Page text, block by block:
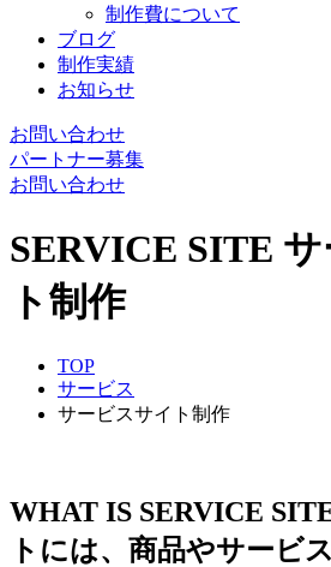
制作費について
ブログ
制作実績
お知らせ
お問い合わせ
パートナー募集
お問い合わせ
SERVICE SITE サ
ト制作
TOP
サービス
サービスサイト制作
WHAT IS SERVICE
トには、商品やサービ